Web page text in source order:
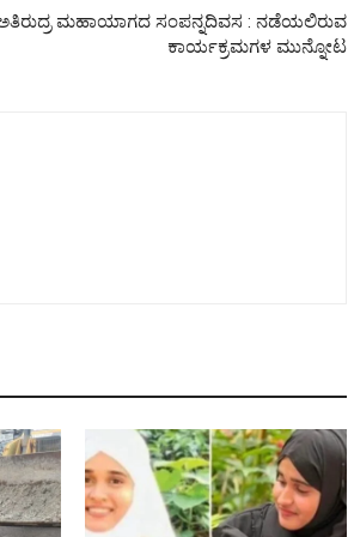
ಮಹಾಯಾಗದ ಸಂಪನ್ನದಿವಸ : ನಡೆಯಲಿರುವ
ಕಾರ್ಯಕ್ರಮಗಳ ಮುನ್ನೋಟ